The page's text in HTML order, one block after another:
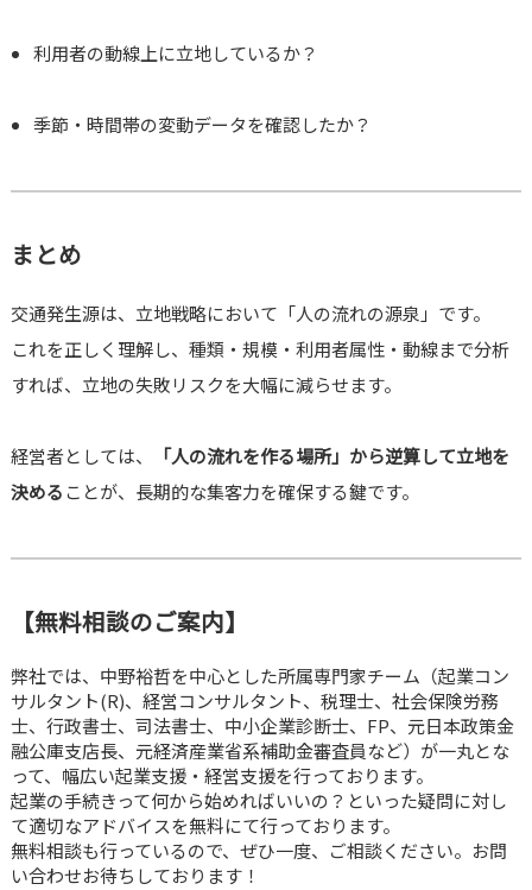
利用者の動線上に立地しているか？
季節・時間帯の変動データを確認したか？
まとめ
交通発生源は、立地戦略において「人の流れの源泉」です。
これを正しく理解し、種類・規模・利用者属性・動線まで分析
すれば、立地の失敗リスクを大幅に減らせます。
経営者としては、
「人の流れを作る場所」から逆算して立地を
決めることが、長期的な集客力を確保する鍵です。
【無料相談のご案内】
弊社では、中野裕哲を中心とした所属専門家チーム（起業コン
サルタント(R)、経営コンサルタント、税理士、社会保険労務
士、行政書士、司法書士、中小企業診断士、FP、元日本政策金
融公庫支店長、元経済産業省系補助金審査員など）が一丸とな
って、幅広い起業支援・経営支援を行っております。
起業の手続きって何から始めればいいの？といった疑問に対し
て適切なアドバイスを無料にて行っております。
無料相談も行っているので、ぜひ一度、ご相談ください。お問
い合わせお待ちしております！